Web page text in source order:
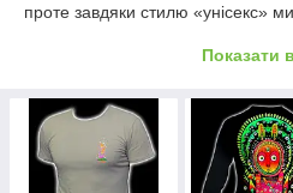
проте завдяки стилю «унісекс»
Активно утеплюємося
Уявити наше життя без
практичний, теплий одяг давно
тільки спортсменів і
а й звичайних людей, які люблять
Показати